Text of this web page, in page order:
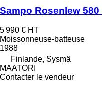
Sampo Rosenlew
5 990 € HT
Moissonneuse-batteuse
1988
Finlande, Sysmä
MAATORI
Contacter le vendeur